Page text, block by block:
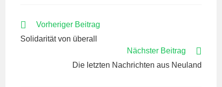
WEITERE
ANSEHEN
Vorheriger Beitrag
Solidarität von überall
Nächster Beitrag
Die letzten Nachrichten aus Neuland